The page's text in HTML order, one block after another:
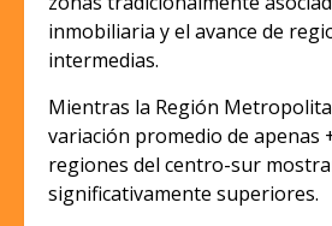
inmobiliaria y el avance de
intermedias.
Mientras la Región
variación promedio de apenas
regiones del centro-sur
significativamente superiores.